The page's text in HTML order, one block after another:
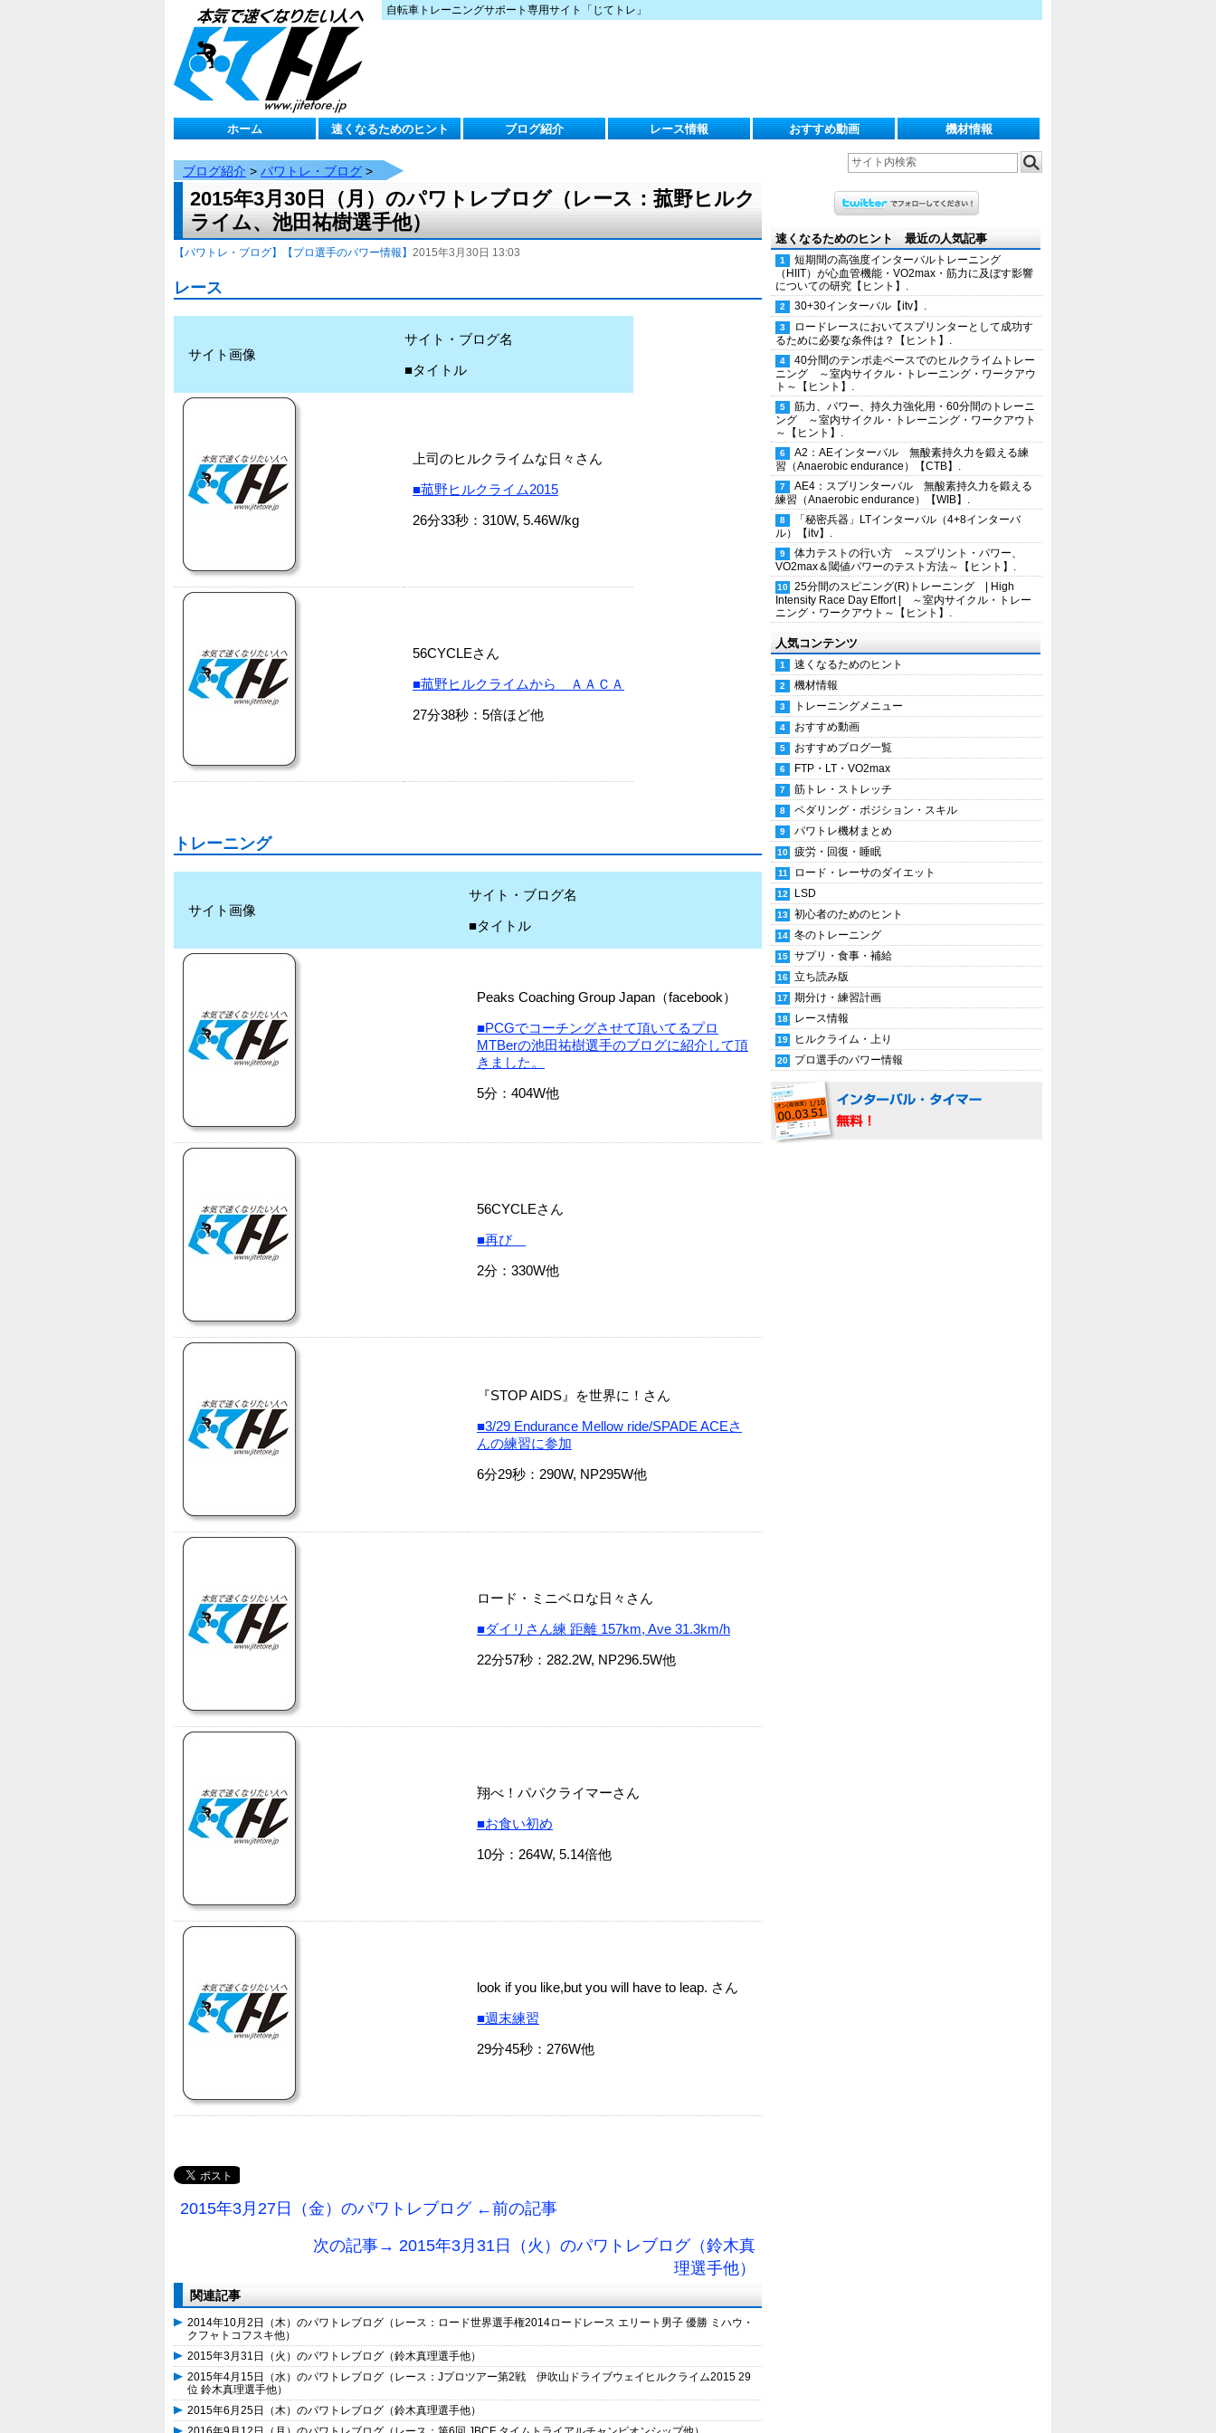
自転車トレーニングサポート専用サイト「じてトレ」
ホーム 速くなるためのヒント ブログ紹介 レース情報 おすすめ動画 機材情報
ブログ紹介 > パワトレ・ブログ>
2015年3月30日（月）のパワトレブログ（レース：菰野ヒルク
ライム、池田祐樹選手他）
【パワトレ・ブログ】 【プロ選手のパワー情報】 2015年3月30日 13:03
レース
サイト画像
サイト・ブログ名
■タイトル
上司のヒルクライムな日々さん
■菰野ヒルクライム2015
26分33秒：310W, 5.46W/kg
56CYCLEさん
■菰野ヒルクライムから ＡＡＣＡ
27分38秒：5倍ほど他
トレーニング
サイト画像
サイト・ブログ名
■タイトル
Peaks Coaching Group Japan（facebook）
■PCGでコーチングさせて頂いてるプロ
MTBerの池田祐樹選手のブログに紹介して頂
きました。
5分：404W他
56CYCLEさん
■再び
2分：330W他
『STOP AIDS』を世界に！さん
■3/29 Endurance Mellow ride/SPADE ACEさ
んの練習に参加
6分29秒：290W, NP295W他
ロード・ミニベロな日々さん
■ダイリさん練 距離 157km, Ave 31.3km/h
22分57秒：282.2W, NP296.5W他
翔べ！パパクライマーさん
■お食い初め
10分：264W, 5.14倍他
look if you like,but you will have to leap. さん
■週末練習
29分45秒：276W他
2015年3月27日（金）のパワトレブログ ←前の記事
次の記事→ 2015年3月31日（火）のパワトレブログ（鈴木真
理選手他）
関連記事
2014年10月2日（木）のパワトレブログ（レース：ロード世界選手権2014ロードレース エリート男子 優勝 ミハウ・
クフャトコフスキ他）
2015年3月31日（火）のパワトレブログ（鈴木真理選手他）
2015年4月15日（水）のパワトレブログ（レース：Jプロツアー第2戦 伊吹山ドライブウェイヒルクライム2015 29
位 鈴木真理選手他）
2015年6月25日（木）のパワトレブログ（鈴木真理選手他）
速くなるためのヒント 最近の人気記事
短期間の高強度インターバルトレーニング
（HIIT）が心血管機能・VO2max・筋力に及ぼす影響
についての研究【ヒント】.
30+30インターバル【itv】.
ロードレースにおいてスプリンターとして成功す
るために必要な条件は？【ヒント】.
40分間のテンポ走ペースでのヒルクライムトレー
ニング ～室内サイクル・トレーニング・ワークアウ
ト～【ヒント】.
筋力、パワー、持久力強化用・60分間のトレーニ
ング ～室内サイクル・トレーニング・ワークアウト
～【ヒント】.
A2：AEインターバル 無酸素持久力を鍛える練
習（Anaerobic endurance）【CTB】.
AE4：スプリンターバル 無酸素持久力を鍛える
練習（Anaerobic endurance）【WIB】.
「秘密兵器」LTインターバル（4+8インターバ
ル）【itv】.
体力テストの行い方 ～スプリント・パワー、
VO2max＆閾値パワーのテスト方法～【ヒント】.
25分間のスピニング(R)トレーニング | High
Intensity Race Day Effort | ～室内サイクル・トレー
ニング・ワークアウト～【ヒント】.
人気コンテンツ
速くなるためのヒント
機材情報
トレーニングメニュー
おすすめ動画
おすすめブログ一覧
FTP・LT・VO2max
筋トレ・ストレッチ
ペダリング・ポジション・スキル
パワトレ機材まとめ
疲労・回復・睡眠
ロード・レーサのダイエット
LSD
初心者のためのヒント
冬のトレーニング
サプリ・食事・補給
立ち読み版
期分け・練習計画
レース情報
ヒルクライム・上り
プロ選手のパワー情報